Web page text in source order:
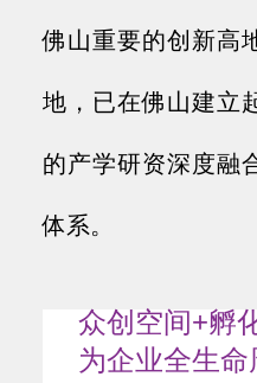
佛山重要的创新高
地，已在佛山建立
的产学研资深度融
体系。
众创空间+孵
为企业全生